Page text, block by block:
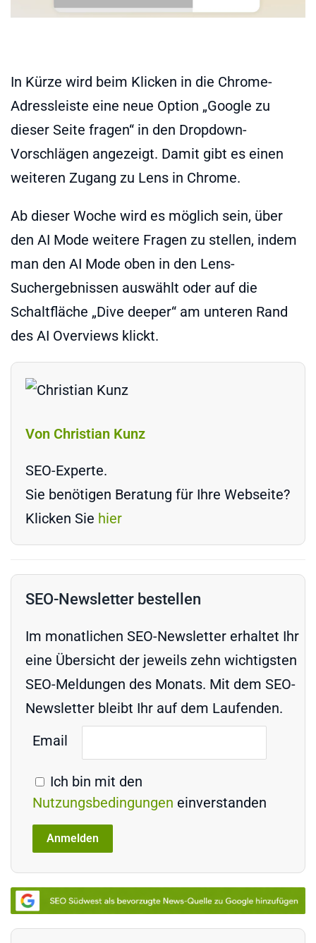
In Kürze wird beim Klicken in die Chrome-
Adressleiste eine neue Option „Google zu
dieser Seite fragen“ in den Dropdown-
Vorschlägen angezeigt. Damit gibt es einen
weiteren Zugang zu Lens in Chrome.
Ab dieser Woche wird es möglich sein, über
den AI Mode weitere Fragen zu stellen, indem
man den AI Mode oben in den Lens-
Suchergebnissen auswählt oder auf die
Schaltfläche „Dive deeper“ am unteren Rand
des AI Overviews klickt.
Von Christian Kunz
SEO-Experte.
Sie benötigen Beratung für Ihre Webseite?
Klicken Sie hier
SEO-Newsletter bestellen
Im monatlichen SEO-Newsletter erhaltet Ihr
eine Übersicht der jeweils zehn wichtigsten
SEO-Meldungen des Monats. Mit dem SEO-
Newsletter bleibt Ihr auf dem Laufenden.
Email
Ich bin mit den
Nutzungsbedingungen einverstanden